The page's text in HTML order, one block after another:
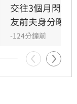
的質疑聲浪，
情不受學歷與
照樣喜歡，
這段相差39歲
交往3個月閃婚
友前夫身分曝光
-124分鐘前